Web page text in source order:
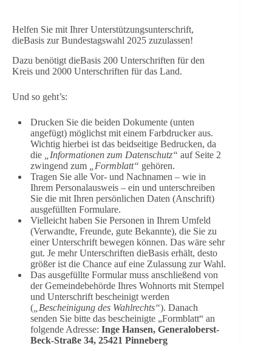
Helfen Sie mit Ihrer Unterstützungsunterschrift,
dieBasis zur Bundestagswahl 2025 zuzulassen!
Dazu benötigt dieBasis 200 Unterschriften für den
Kreis und 2000 Unterschriften für das Land.
Und so geht’s:
Drucken Sie die beiden Dokumente (unten
angefügt) möglichst mit einem Farbdrucker aus.
Wichtig hierbei ist das beidseitige Bedrucken, da
die
„Informationen zum Datenschutz“ auf Seite 2
zwingend zum
„Formblatt“ gehören.
Tragen Sie alle Vor- und Nachnamen – wie in
Ihrem Personalausweis – ein und unterschreiben
Sie die mit Ihren persönlichen Daten (Anschrift)
ausgefüllten Formulare.
Vielleicht haben Sie Personen in Ihrem Umfeld
(Verwandte, Freunde, gute Bekannte), die Sie zu
einer Unterschrift bewegen können. Das wäre sehr
gut. Je mehr Unterschriften dieBasis erhält, desto
größer ist die Chance auf eine Zulassung zur Wahl.
Das ausgefüllte Formular muss anschließend von
der Gemeindebehörde Ihres Wohnorts mit Stempel
und Unterschrift bescheinigt werden
( „Bescheinigung des Wahlrechts“). Danach
senden Sie bitte das bescheinigte „Formblatt“ an
folgende Adresse:Inge Hansen, Generaloberst-
Beck-Straße 34, 25421 Pinneberg